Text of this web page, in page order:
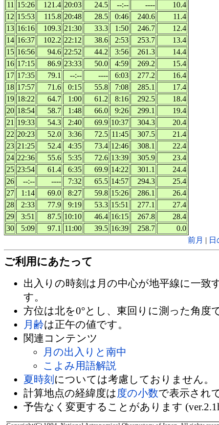
11 15:26 121.4 20:03 24.5 --:-- ----
10.4
12 15:53 115.8 20:48 28.5 0:46 240.6
11.4
13 16:16 109.3 21:30 33.3 1:50 246.7
12.4
14 16:37 102.2 22:12 38.6 2:53 253.7
13.4
15 16:56 94.6 22:52 44.2 3:56 261.3
14.4
16 17:15 86.9 23:33 50.0 4:59 269.2
15.4
17 17:35 79.1 --:-- ---- 6:03 277.2
16.4
18 17:57 71.6 0:15 55.8 7:08 285.1
17.4
19 18:22 64.7 1:00 61.2 8:16 292.5
18.4
20 18:54 58.7 1:48 66.0 9:26 299.1
19.4
21 19:33 54.3 2:40 69.9 10:37 304.3
20.4
22 20:23 52.0 3:36 72.5 11:45 307.5
21.4
23 21:25 52.4 4:35 73.4 12:46 308.1
22.4
24 22:36 55.6 5:35 72.6 13:39 305.9
23.4
25 23:54 61.4 6:35 69.9 14:22 301.1
24.4
26
--:-- ---- 7:32 65.5 14:57 294.3
25.4
27
1:14 69.0 8:27 59.8 15:26 286.1
26.4
28
2:33 77.9 9:19 53.3 15:51 277.1
27.4
29
3:51 87.5 10:10 46.4 16:15 267.8
28.4
30
5:09 97.1 11:00 39.5 16:39 258.7
0.0
前月 |
ご利用にあたって
出入りの時刻は月の中心が地平線に一致
す。
方位は北を0°とし、東回りに測った角度
月齢は正午の値です。
関連コンテンツ
月の出入りと南中
こよみ用語解説
夏時刻 については考慮しておりません。
計算地点の経緯度は 度の小数で表示され
予告なく変更することがあります